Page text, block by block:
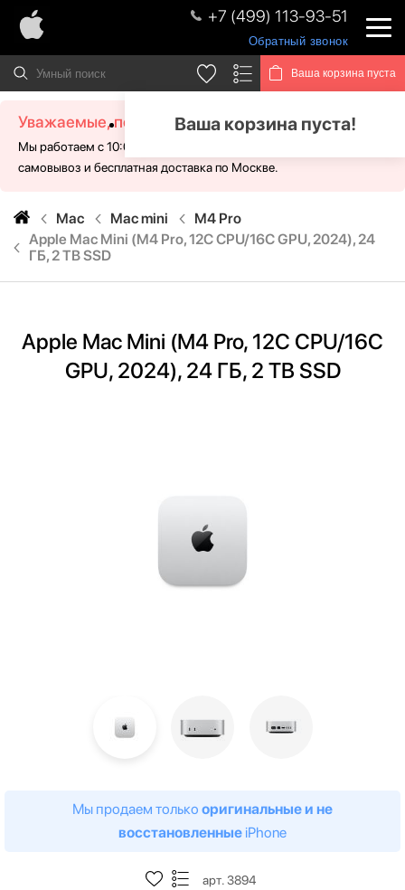
+7 (499) 113-93-51
Обратный звонок
Ваша корзина пуста
Ваша корзина пуста!
Уважаемые, посетители!
Мы работаем с 10:00 - 21:00 без выходных. Для Вас доступен
самовывоз и бесплатная доставка по Москве.
Mac Mac mini
M4 Pro
Apple Mac Mini (M4 Pro, 12C CPU/16C GPU, 2024), 24
ГБ, 2 TB SSD
Apple Mac Mini (M4 Pro, 12C CPU/16C
GPU, 2024), 24 ГБ, 2 TB SSD
Мы продаем только оригинальные и не
восстановленные iPhone
арт. 3894